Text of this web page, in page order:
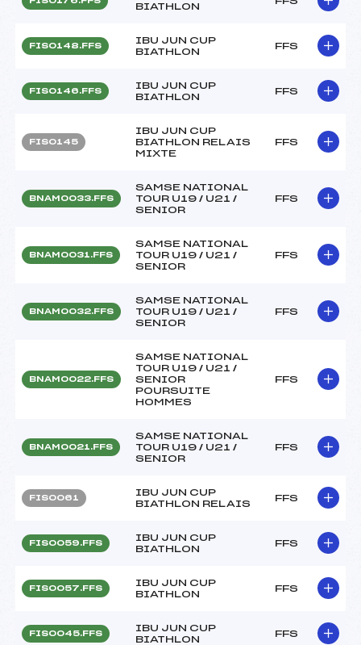
BIATHLON
FIS0148.FFS
IBU JUN CUP
BIATHLON
FFS
FIS0146.FFS
IBU JUN CUP
BIATHLON
FFS
FIS0145
IBU JUN CUP
BIATHLON RELAIS
MIXTE
FFS
BNAM0033.FFS
SAMSE NATIONAL
TOUR U19 / U21 /
SENIOR
FFS
BNAM0031.FFS
SAMSE NATIONAL
TOUR U19 / U21 /
SENIOR
FFS
BNAM0032.FFS
SAMSE NATIONAL
TOUR U19 / U21 /
SENIOR
FFS
BNAM0022.FFS
SAMSE NATIONAL
TOUR U19 / U21 /
SENIOR
POURSUITE
HOMMES
FFS
BNAM0021.FFS
SAMSE NATIONAL
TOUR U19 / U21 /
SENIOR
FFS
FIS0061
IBU JUN CUP
BIATHLON RELAIS
FFS
FIS0059.FFS
IBU JUN CUP
BIATHLON
FFS
FIS0057.FFS
IBU JUN CUP
BIATHLON
FFS
FIS0045.FFS
IBU JUN CUP
BIATHLON
FFS